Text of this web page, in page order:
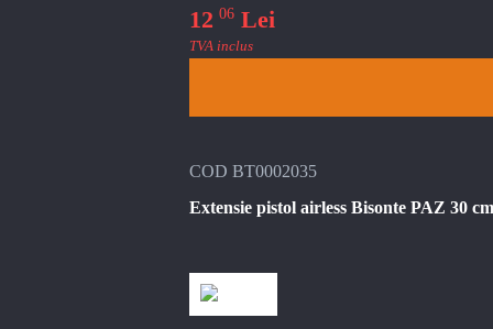
12 06 Lei
TVA inclus
COD BT0002035
Extensie pistol airless Bisonte PAZ 30